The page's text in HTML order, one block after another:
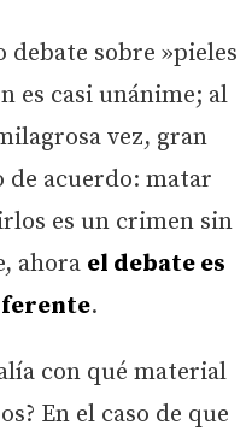
debate sobre »pieles
es casi unánime; al
vez, gran
acuerdo: matar
es un crimen sin
ahora el debate es
.
con qué material
En el caso de que